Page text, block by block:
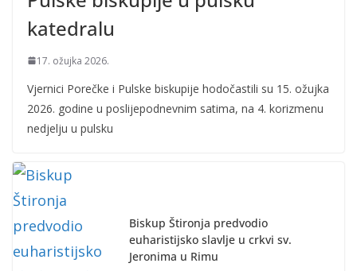
katedralu
17. ožujka 2026.
Vjernici Porečke i Pulske biskupije hodočastili su 15. ožujka
2026. godine u poslijepodnevnim satima, na 4. korizmenu
nedjelju u pulsku
Biskup Štironja predvodio
euharistijsko slavlje u crkvi sv.
Jeronima u Rimu